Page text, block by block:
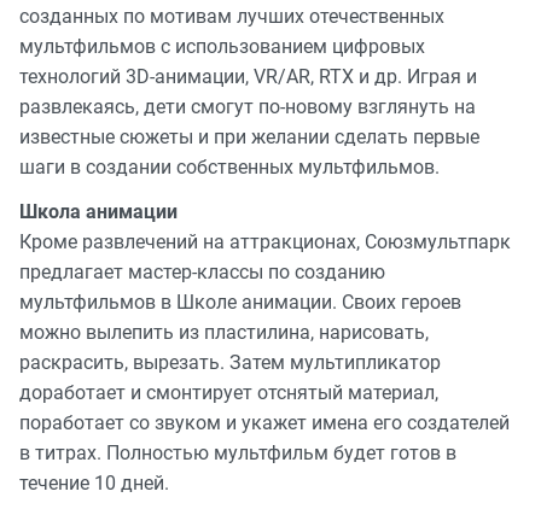
созданных по мотивам лучших отечественных
мультфильмов с использованием цифровых
технологий 3D-анимации, VR/AR, RTX и др. Играя и
развлекаясь, дети смогут по-новому взглянуть на
известные сюжеты и при желании сделать первые
шаги в создании собственных мультфильмов.
Школа анимации
Кроме развлечений на аттракционах, Союзмультпарк
предлагает мастер-классы по созданию
мультфильмов в Школе анимации. Своих героев
можно вылепить из пластилина, нарисовать,
раскрасить, вырезать. Затем мультипликатор
доработает и смонтирует отснятый материал,
поработает со звуком и укажет имена его создателей
в титрах. Полностью мультфильм будет готов в
течение 10 дней.